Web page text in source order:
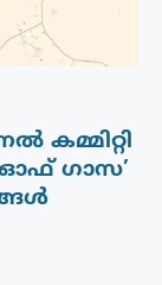
കമ്മിറ്റി
ഗാസ’